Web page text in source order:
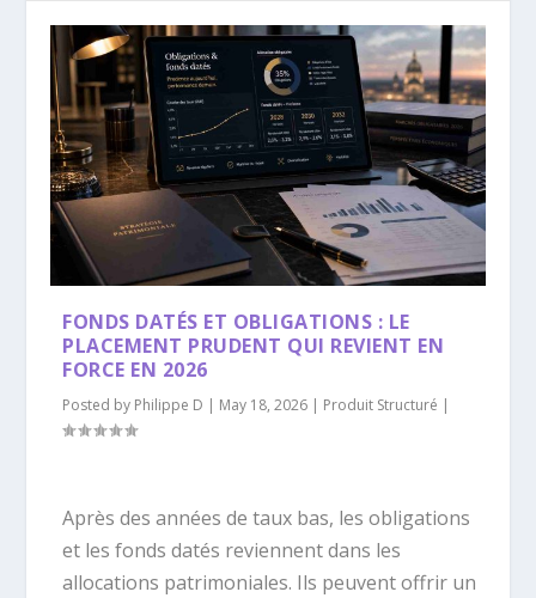
FONDS DATÉS ET OBLIGATIONS : LE
PLACEMENT PRUDENT QUI REVIENT EN
FORCE EN 2026
Posted by Philippe D | May 18, 2026 | Produit Structuré |
Après des années de taux bas, les obligations
et les fonds datés reviennent dans les
allocations patrimoniales. Ils peuvent offrir un